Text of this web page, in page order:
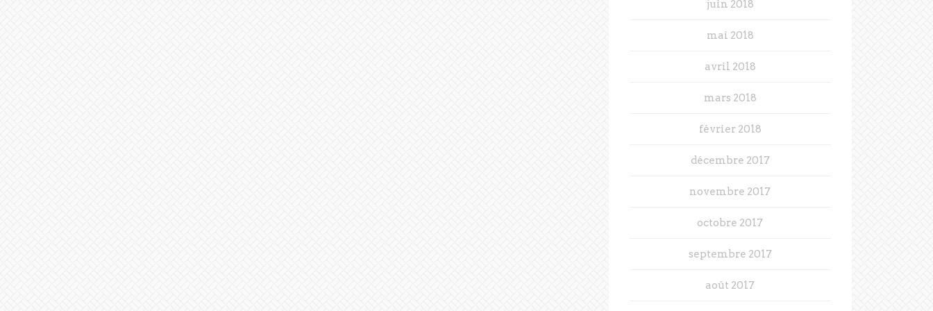
juin 2018
mai 2018
avril 2018
mars 2018
février 2018
décembre 2017
novembre 2017
octobre 2017
septembre 2017
août 2017